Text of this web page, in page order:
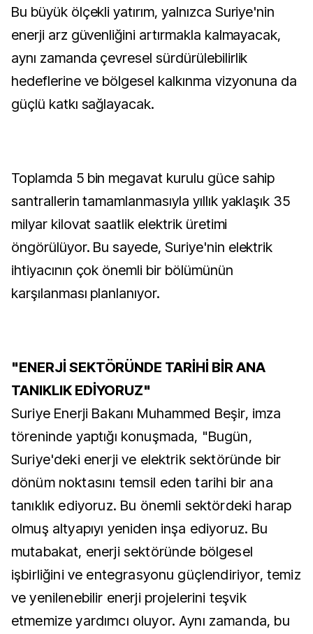
Bu büyük ölçekli yatırım, yalnızca Suriye'nin
enerji arz güvenliğini artırmakla kalmayacak,
aynı zamanda çevresel sürdürülebilirlik
hedeflerine ve bölgesel kalkınma vizyonuna da
güçlü katkı sağlayacak.
Toplamda 5 bin megavat kurulu güce sahip
santrallerin tamamlanmasıyla yıllık yaklaşık 35
milyar kilovat saatlik elektrik üretimi
öngörülüyor. Bu sayede, Suriye'nin elektrik
ihtiyacının çok önemli bir bölümünün
karşılanması planlanıyor.
"ENERJİ SEKTÖRÜNDE TARİHİ BİR ANA
TANIKLIK EDİYORUZ"
Suriye Enerji Bakanı Muhammed Beşir, imza
töreninde yaptığı konuşmada, "Bugün,
Suriye'deki enerji ve elektrik sektöründe bir
dönüm noktasını temsil eden tarihi bir ana
tanıklık ediyoruz. Bu önemli sektördeki harap
olmuş altyapıyı yeniden inşa ediyoruz. Bu
mutabakat, enerji sektöründe bölgesel
işbirliğini ve entegrasyonu güçlendiriyor, temiz
ve yenilenebilir enerji projelerini teşvik
etmemize yardımcı oluyor. Aynı zamanda, bu